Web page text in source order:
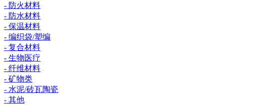
- 防火材料
- 防水材料
- 保温材料
- 编织袋/塑编
- 复合材料
- 生物医疗
- 纤维材料
- 矿物类
- 水泥/砖瓦陶瓷
- 其他